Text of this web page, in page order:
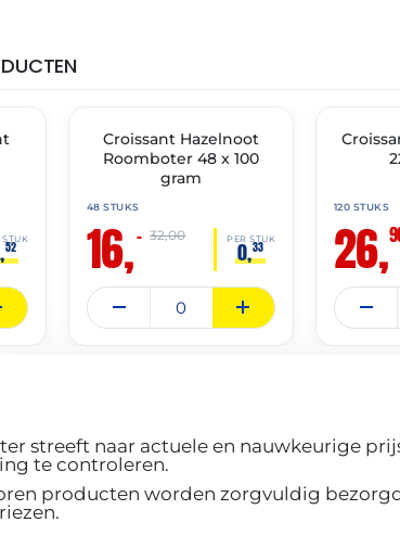
STUK
52
🔥 OP=OP
Croissant Hazelnoot
Roomboter 48 x 100
gram
48 STUKS
16,– PER STUK
0,33
32,00
🔥 OP=OP
120 STUKS
26,
streeft naar actuele en nauwkeurige
te controleren.
producten worden zorgvuldig